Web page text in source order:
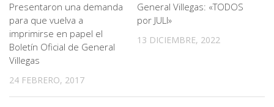
Presentaron una demanda
para que vuelva a
imprimirse en papel el
Boletín Oficial de General
Villegas
24 FEBRERO, 2017
General Villegas: «TODOS
por JULI»
13 DICIEMBRE, 2022